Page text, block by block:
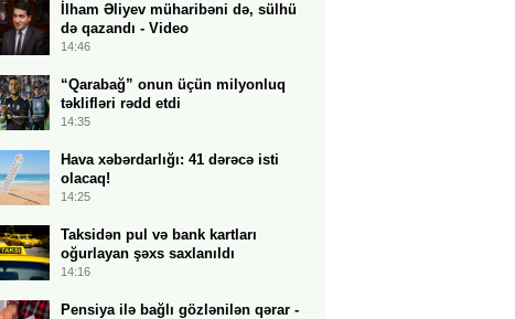
İlham Əliyev müharibəni də, sülhü
də qazandı - Video
14:46
“Qarabağ” onun üçün milyonluq
təklifləri rədd etdi
14:35
Hava xəbərdarlığı: 41 dərəcə isti
olacaq!
14:25
Taksidən pul və bank kartları
oğurlayan şəxs saxlanıldı
14:16
Pensiya ilə bağlı gözlənilən qərar -